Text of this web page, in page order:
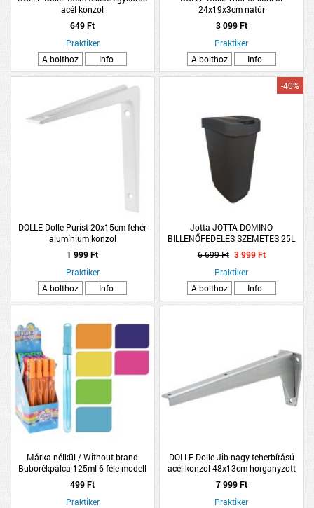
acél konzol
649 Ft
Praktiker
A bolthoz
Info
24x19x3cm natúr
3 099 Ft
Praktiker
A bolthoz
Info
DOLLE Dolle Purist 20x15cm fehér
alumínium konzol
1 999 Ft
Praktiker
A bolthoz
Info
Jotta JOTTA DOMINO
BILLENŐFEDELES SZEMETES 25L
GRAFIT
-40%
6 699 Ft 3 999 Ft
Praktiker
A bolthoz
Info
Márka nélkül / Without brand
Buborékpálca 125ml 6-féle modell
499 Ft
Praktiker
DOLLE Dolle Jib nagy teherbírású
acél konzol 48x13cm horganyzott
7 999 Ft
Praktiker